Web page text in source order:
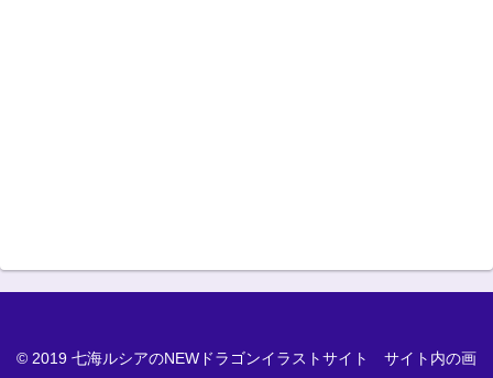
© 2019 七海ルシアのNEWドラゴンイラストサイト サイト内の画